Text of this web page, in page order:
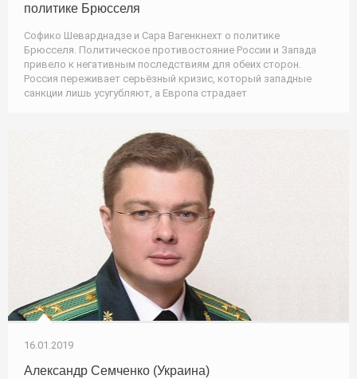
политике Брюсселя
Софико Шеварднадзе и Сара Вагенкнехт о политике
Брюсселя. Политическое противостояние России и Запада
привело к негативным последствиям для обеих сторон.
Россия переживает серьёзный кризис, который западные
санкции лишь усугубляют, а Европа страдает
16.01.2019
Александр Семченко (Украина)